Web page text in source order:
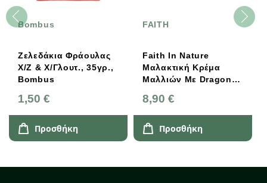
Bombus
Ζελεδάκια Φράουλας
Χ/Ζ & Χ/Γλουτ., 35γρ.,
Bombus
1,50 €
Προσθήκη
FAITH
Faith In Nature
Μαλακτική Κρέμα
Μαλλιών Με Dragon
8,90 €
Προσθήκη